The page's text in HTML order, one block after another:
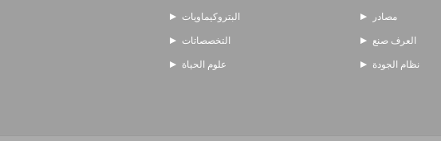
البتروكيماويات
التخصصاتات
علوم الحياة
مصادر
العرف صنع
نظام الجودة